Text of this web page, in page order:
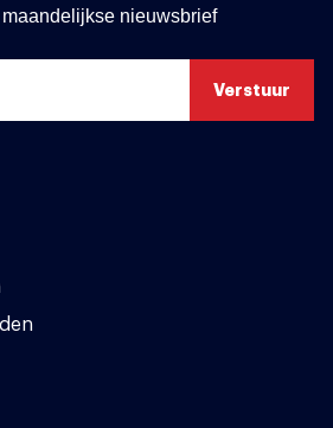
nieuwsbrief